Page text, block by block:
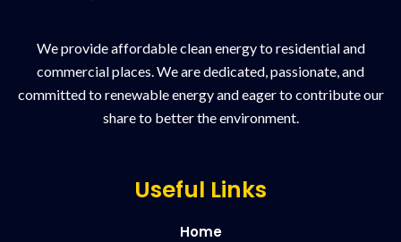
We provide affordable clean energy to residential and
commercial places. We are dedicated, passionate, and
committed to renewable energy and eager to contribute our
share to better the environment.
Useful Links
Home